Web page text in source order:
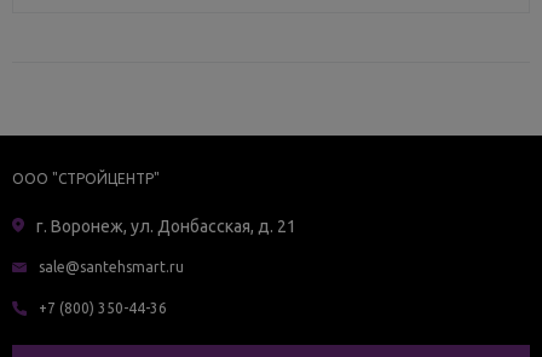
ООО "СТРОЙЦЕНТР"
г. Воронеж, ул. Донбасская, д. 21
sale@santehsmart.ru
+7 (800) 350-44-36